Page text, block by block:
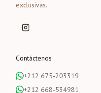
exclusivas.
Contáctenos
+212 675-203319
+212 668-534981